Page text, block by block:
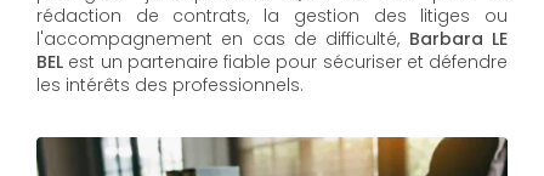
rédaction de contrats, la gestion des litiges ou
l'accompagnement en cas de difficulté, Barbara LE
BEL​​​​​​​ est un partenaire fiable pour sécuriser et défendre
les intérêts des professionnels.